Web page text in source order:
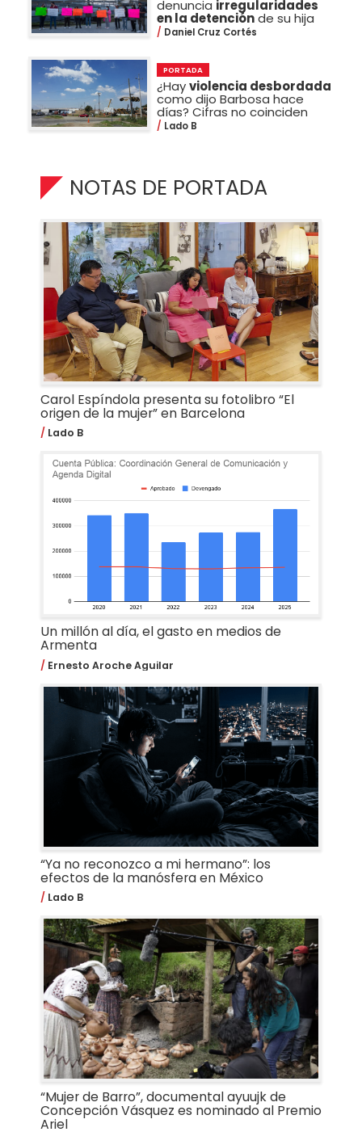
denuncia irregularidades
en la detenciónde su hija
Daniel Cruz Cortés
PORTADA
¿Hayviolencia desbordada
como dijo Barbosa hace
días? Cifras no coinciden
Lado B
NOTAS DE PORTADA
Carol Espíndola presenta su fotolibro “El
origen de la mujer” en Barcelona
Lado B
Un millón al día, el gasto en medios de
Armenta
Ernesto Aroche Aguilar
“Ya no reconozco a mi hermano”: los
efectos de la manósfera en México
Lado B
“Mujer de Barro”, documental ayuujk de
Concepción Vásquez es nominado al Premio
Ariel